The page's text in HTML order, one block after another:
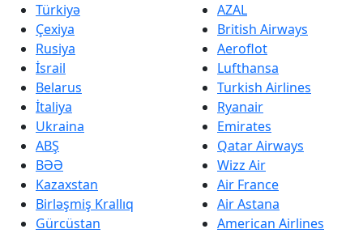
Türkiyə
Çexiya
Rusiya
İsrail
Belarus
İtaliya
Ukraina
ABŞ
BƏƏ
Kazaxstan
Birləşmiş Krallıq
Gürcüstan
AZAL
British Airways
Aeroflot
Lufthansa
Turkish Airlines
Ryanair
Emirates
Qatar Airways
Wizz Air
Air France
Air Astana
American Airlines